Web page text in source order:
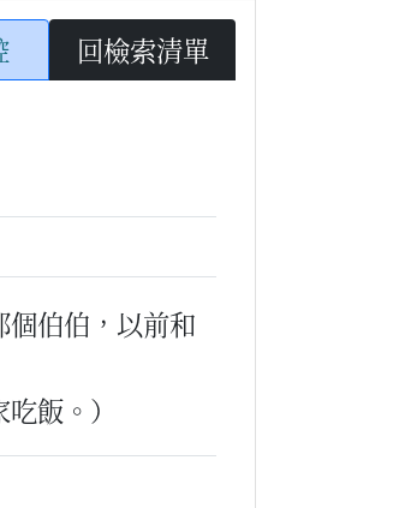
回檢索清單
個伯伯，以前和
飯。）